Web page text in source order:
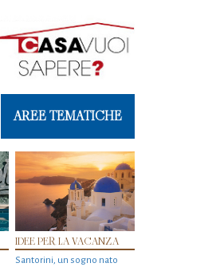
AREE TEMATICHE
IDEE PER LA VACANZA
Santorini, un sogno nato